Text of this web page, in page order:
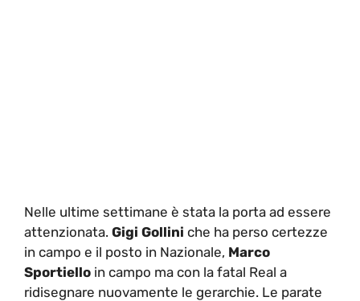
Nelle ultime settimane è stata la porta ad essere
attenzionata. Gigi Gollini che ha perso certezze
in campo e il posto in Nazionale, Marco
Sportiello in campo ma con la fatal Real a
ridisegnare nuovamente le gerarchie. Le parate